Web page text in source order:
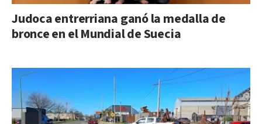
Judoca entrerriana ganó la medalla de
bronce en el Mundial de Suecia